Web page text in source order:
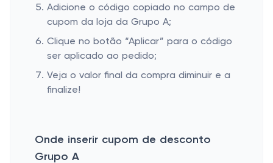
Adicione o código copiado no campo de
cupom da loja da Grupo A;
Clique no botão “Aplicar” para o código
ser aplicado ao pedido;
Veja o valor final da compra diminuir e a
finalize!
Onde inserir cupom de desconto
Grupo A